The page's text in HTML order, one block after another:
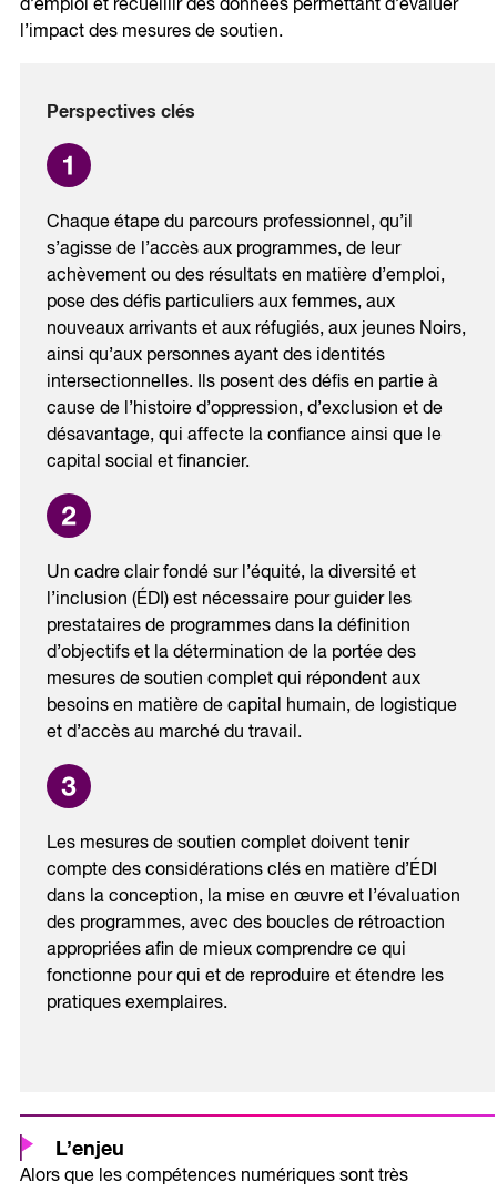
d’emploi et recueillir des données permettant d’évaluer
l’impact des mesures de soutien.
Perspectives clés
Chaque étape du parcours professionnel, qu’il
s’agisse de l’accès aux programmes, de leur
achèvement ou des résultats en matière d’emploi,
pose des défis particuliers aux femmes, aux
nouveaux arrivants et aux réfugiés, aux jeunes Noirs,
ainsi qu’aux personnes ayant des identités
intersectionnelles. Ils posent des défis en partie à
cause de l’histoire d’oppression, d’exclusion et de
désavantage, qui affecte la confiance ainsi que le
capital social et financier.
Un cadre clair fondé sur l’équité, la diversité et
l’inclusion (ÉDI) est nécessaire pour guider les
prestataires de programmes dans la définition
d’objectifs et la détermination de la portée des
mesures de soutien complet qui répondent aux
besoins en matière de capital humain, de logistique
et d’accès au marché du travail.
Les mesures de soutien complet doivent tenir
compte des considérations clés en matière d’ÉDI
dans la conception, la mise en œuvre et l’évaluation
des programmes, avec des boucles de rétroaction
appropriées afin de mieux comprendre ce qui
fonctionne pour qui et de reproduire et étendre les
pratiques exemplaires.
L’enjeu
Alors que les compétences numériques sont très